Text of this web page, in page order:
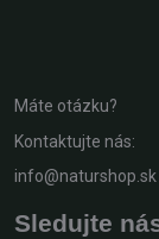
Máte otázku?
Kontaktujte nás:
info@naturshop.sk
Sledujte